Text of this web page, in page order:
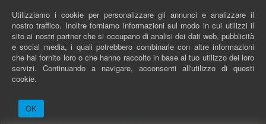
contenuto
principale
Utilizziamo i cookie per personalizzare gli annunci e analizzare il
nostro traffico. Inoltre forniamo informazioni sul modo in cui utilizzi il
sito ai nostri partner che si occupano di analisi dei dati web, pubblicità
e social media, i quali potrebbero combinarle con altre informazioni
che hai fornito loro o che hanno raccolto in base al tuo utilizzo dei loro
servizi. Continuando a navigare, acconsenti all'utilizzo di questi
cookie.
OK